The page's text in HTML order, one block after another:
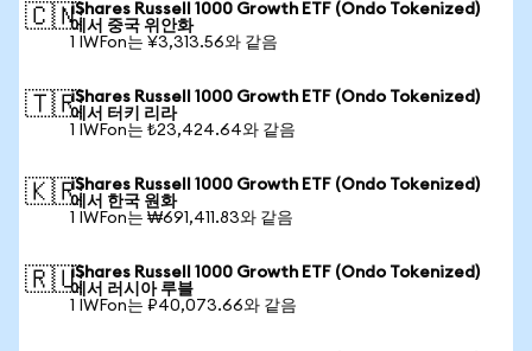
🇨🇳iShares Russell 1000 Growth ETF (Ondo Tokenized)
에서 중국 위안화
1 IWFon는 ¥3,313.56와 같음
🇹🇷iShares Russell 1000 Growth ETF (Ondo Tokenized)
에서 터키 리라
1 IWFon는 ₺23,424.64와 같음
🇰🇷iShares Russell 1000 Growth ETF (Ondo Tokenized)
에서 한국 원화
1 IWFon는 ₩691,411.83와 같음
🇷🇺iShares Russell 1000 Growth ETF (Ondo Tokenized)
에서 러시아 루블
1 IWFon는 ₽40,073.66와 같음